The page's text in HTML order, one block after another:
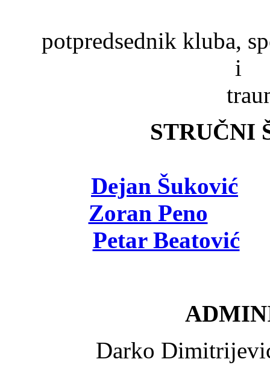
potpredsednik kluba,
STRUČNI
Dejan Šuković
Zoran Peno
Petar Beatović-
Darko